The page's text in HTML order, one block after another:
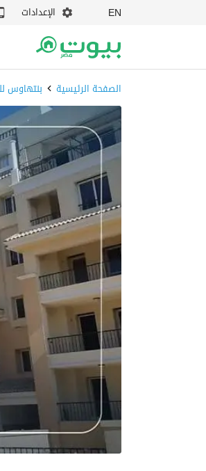
EN الإعدادات
الصفحة الرئيسية بنتهاوس